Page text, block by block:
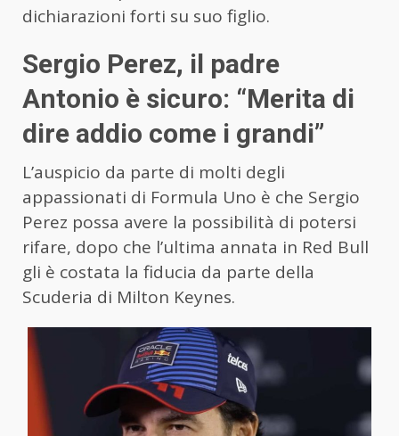
dichiarazioni forti su suo figlio.
Sergio Perez, il padre
Antonio è sicuro: “Merita di
dire addio come i grandi”
L’auspicio da parte di molti degli
appassionati di Formula Uno è che Sergio
Perez possa avere la possibilità di potersi
rifare, dopo che l’ultima annata in Red Bull
gli è costata la fiducia da parte della
Scuderia di Milton Keynes.